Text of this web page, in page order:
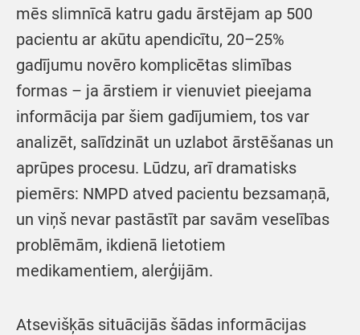
mēs slimnīcā katru gadu ārstējam ap 500
pacientu ar akūtu apendicītu, 20–25%
gadījumu novēro komplicētas slimības
formas – ja ārstiem ir vienuviet pieejama
informācija par šiem gadījumiem, tos var
analizēt, salīdzināt un uzlabot ārstēšanas un
aprūpes procesu. Lūdzu, arī dramatisks
piemērs: NMPD atved pacientu bezsamaņā,
un viņš nevar pastāstīt par savām veselības
problēmām, ikdienā lietotiem
medikamentiem, alerģijām.
Atsevišķās situācijās šādas informācijas